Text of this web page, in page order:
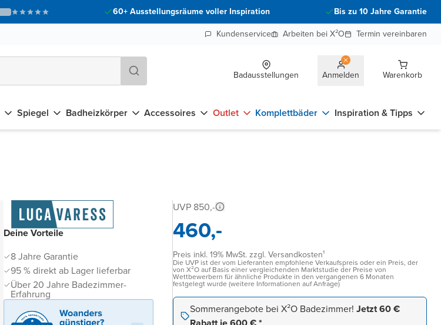
60+ Ausstellungsräume voller Inspiration
Bis zu 10 Jahre Garantie
Kundenservice
Arbeiten bei X²O Termin vereinbaren
Badausstellungen Anmelden Warenkorb
Spiegel Badheizkörper Accessoires Outlet Komplettbäder Inspiration & Tipps
Deine Vorteile
8 Jahre Garantie
95 % direkt ab Lager lieferbar
Über 20 Jahre Badezimmer-
Erfahrung
UVP 850,-
460,-
Preis inkl. 19% MwSt. zzgl. Versandkosten¹
Die UVP ist der vom Lieferanten empfohlene Verkaufspreis oder ein Preis, der
von X²O auf Basis einer vergleichenden Marktstudie der Preise von
Wettbewerbern für ähnliche Produkte in den vergangenen 6 Monaten
festgelegt wurde (weitere Informationen auf Anfrage)
Sommerangebote bei X²O Badezimmer! Jetzt 60 €